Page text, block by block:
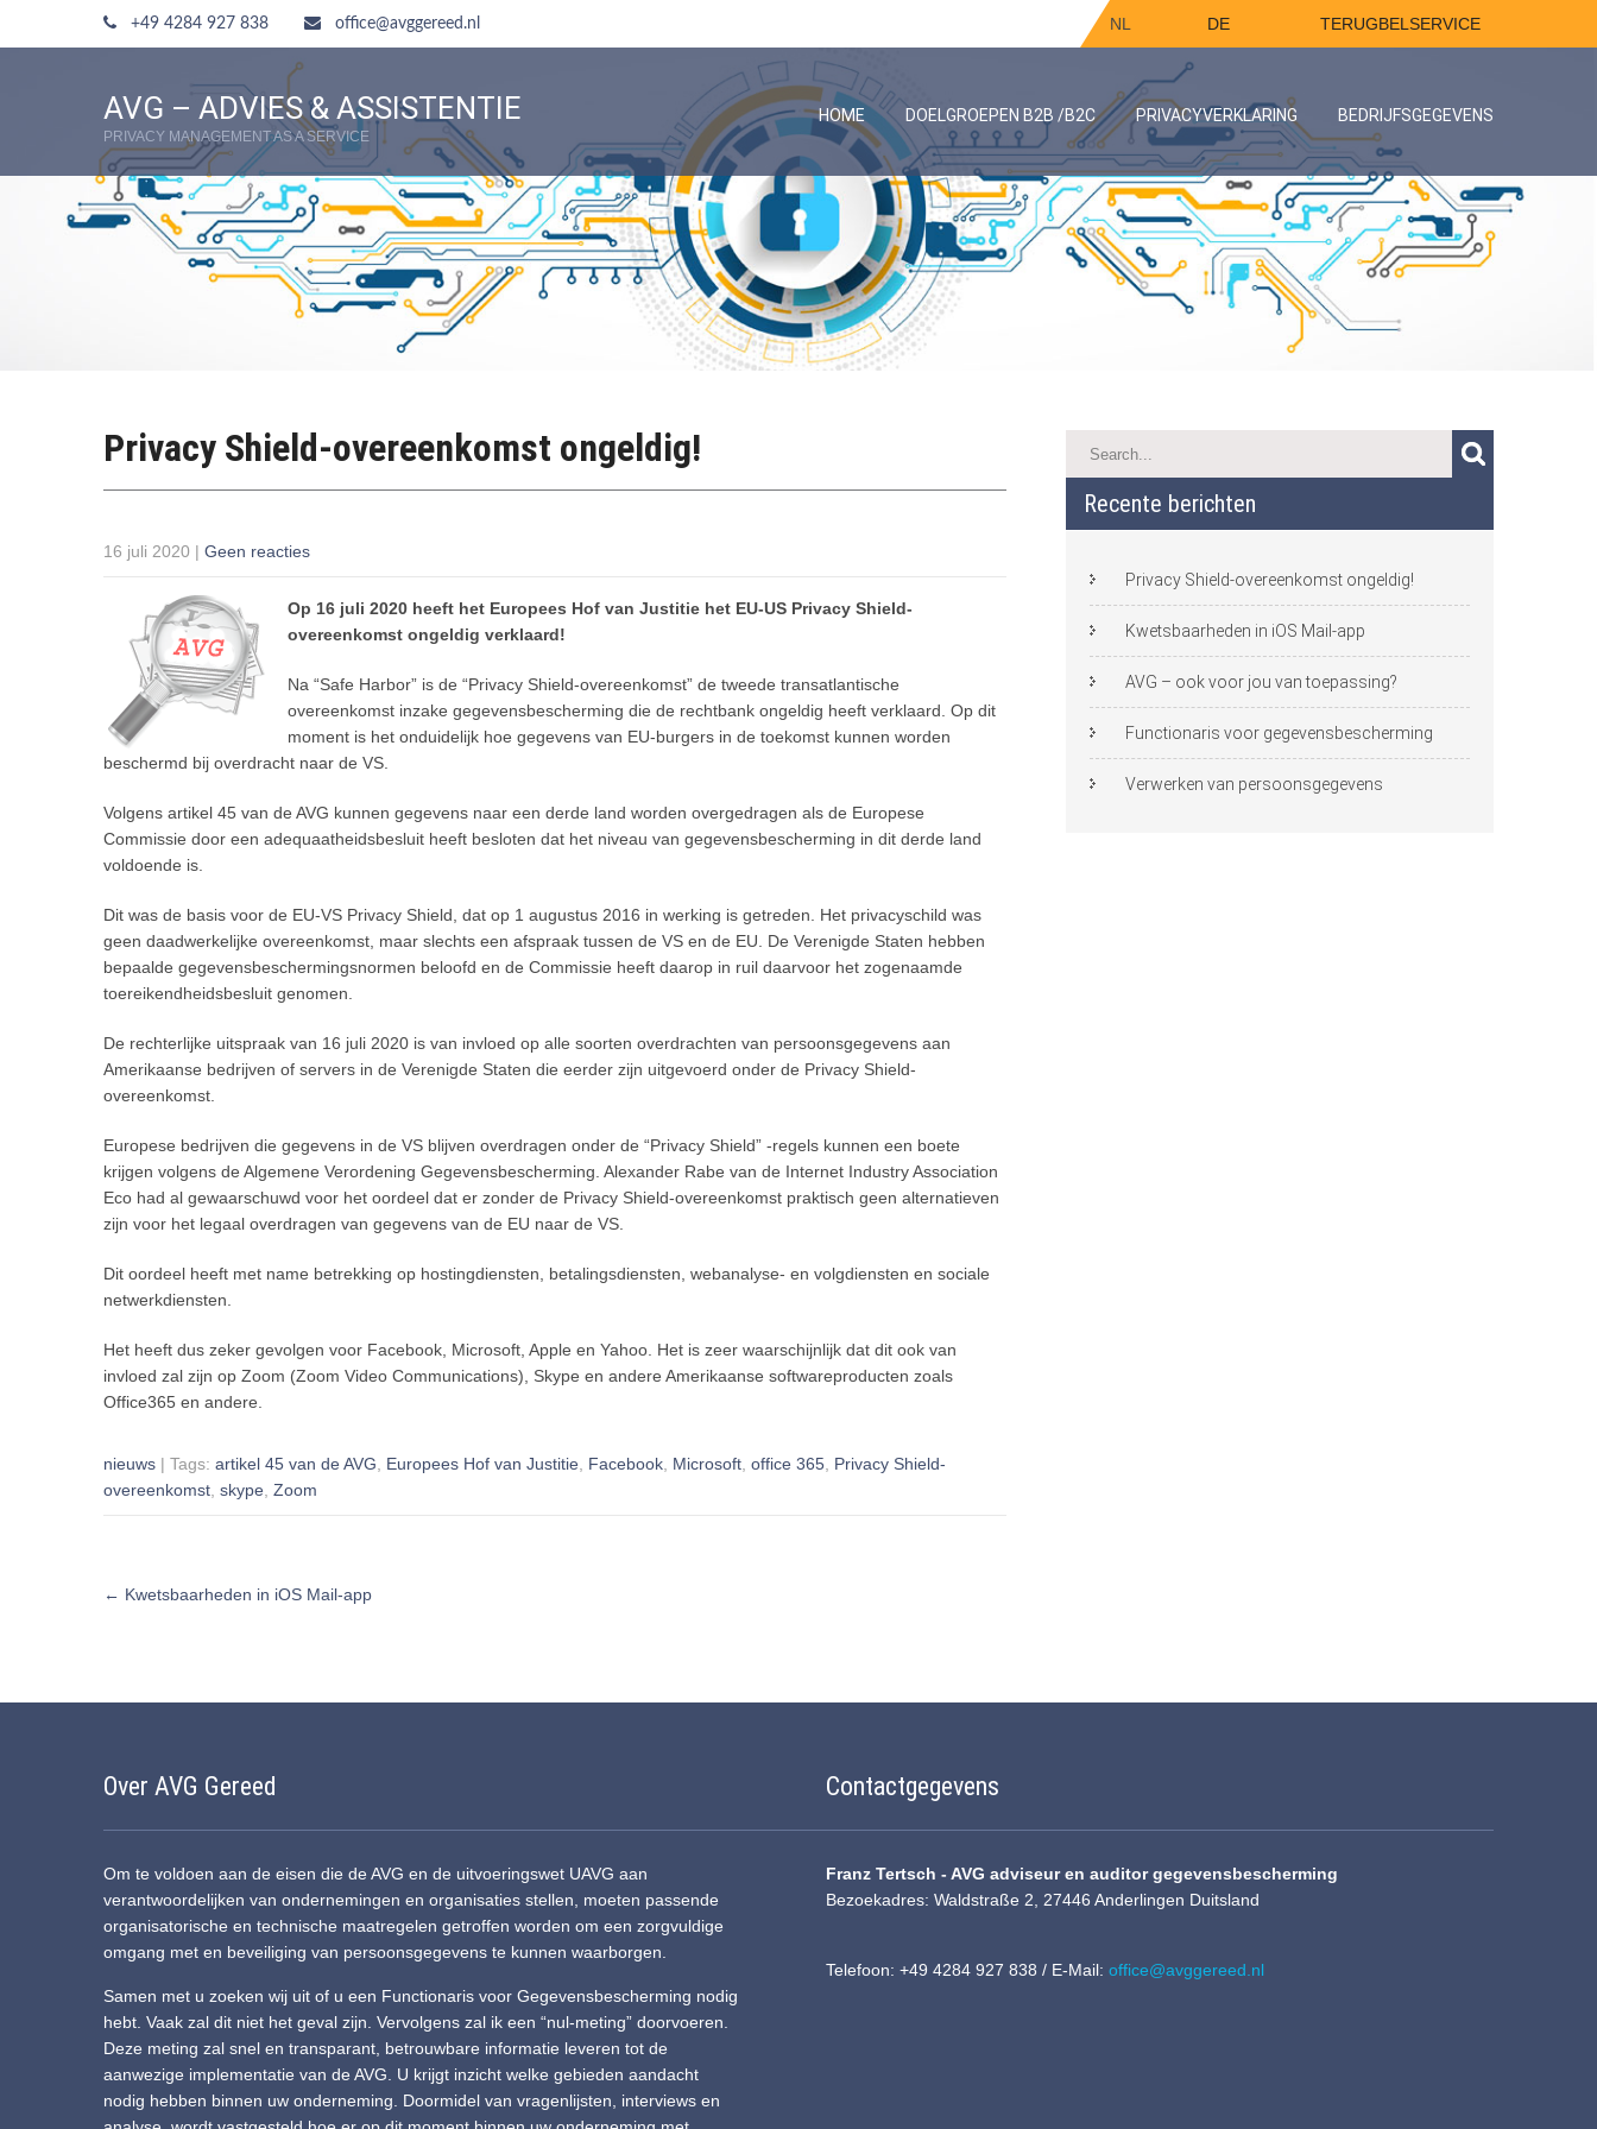
+49 4284 927 838 office@avggereed.nl NL DE TERUGBELSERVICE
AVG – ADVIES & ASSISTENTIE
PRIVACY MANAGEMENT AS A SERVICE
HOME DOELGROEPEN B2B /B2C PRIVACYVERKLARING BEDRIJFSGEGEVENS
Privacy Shield-overeenkomst ongeldig!
16 juli 2020 | Geen reacties
Op 16 juli 2020 heeft het Europees Hof van Justitie het EU-US Privacy Shield-
overeenkomst ongeldig verklaard!
Na “Safe Harbor” is de “Privacy Shield-overeenkomst” de tweede transatlantische
overeenkomst inzake gegevensbescherming die de rechtbank ongeldig heeft verklaard. Op dit
moment is het onduidelijk hoe gegevens van EU-burgers in de toekomst kunnen worden
beschermd bij overdracht naar de VS.
Volgens artikel 45 van de AVG kunnen gegevens naar een derde land worden overgedragen als de Europese
Commissie door een adequaatheidsbesluit heeft besloten dat het niveau van gegevensbescherming in dit derde land
voldoende is.
Dit was de basis voor de EU-VS Privacy Shield, dat op 1 augustus 2016 in werking is getreden. Het privacyschild was
geen daadwerkelijke overeenkomst, maar slechts een afspraak tussen de VS en de EU. De Verenigde Staten hebben
bepaalde gegevensbeschermingsnormen beloofd en de Commissie heeft daarop in ruil daarvoor het zogenaamde
toereikendheidsbesluit genomen.
De rechterlijke uitspraak van 16 juli 2020 is van invloed op alle soorten overdrachten van persoonsgegevens aan
Amerikaanse bedrijven of servers in de Verenigde Staten die eerder zijn uitgevoerd onder de Privacy Shield-
overeenkomst.
Europese bedrijven die gegevens in de VS blijven overdragen onder de “Privacy Shield” -regels kunnen een boete
krijgen volgens de Algemene Verordening Gegevensbescherming. Alexander Rabe van de Internet Industry Association
Eco had al gewaarschuwd voor het oordeel dat er zonder de Privacy Shield-overeenkomst praktisch geen alternatieven
zijn voor het legaal overdragen van gegevens van de EU naar de VS.
Dit oordeel heeft met name betrekking op hostingdiensten, betalingsdiensten, webanalyse- en volgdiensten en sociale
netwerkdiensten.
Het heeft dus zeker gevolgen voor Facebook, Microsoft, Apple en Yahoo. Het is zeer waarschijnlijk dat dit ook van
invloed zal zijn op Zoom (Zoom Video Communications), Skype en andere Amerikaanse softwareproducten zoals
Office365 en andere.
nieuws | Tags: artikel 45 van de AVG Europees Hof van Justitie Facebook Microsoft office 365 Privacy Shield-
overeenkomst skype Zoom
Post
← Kwetsbaarheden in iOS Mail-app
Recente berichten
Privacy Shield-overeenkomst ongeldig!
Kwetsbaarheden in iOS Mail-app
AVG – ook voor jou van toepassing?
Functionaris voor gegevensbescherming
Verwerken van persoonsgegevens
Over AVG Gereed
Om te voldoen aan de eisen die de AVG en de uitvoeringswet UAVG aan
verantwoordelijken van ondernemingen en organisaties stellen, moeten passende
organisatorische en technische maatregelen getroffen worden om een zorgvuldige
omgang met en beveiliging van persoonsgegevens te kunnen waarborgen.
Samen met u zoeken wij uit of u een Functionaris voor Gegevensbescherming nodig
hebt. Vaak zal dit niet het geval zijn. Vervolgens zal ik een “nul-meting” doorvoeren.
Deze meting zal snel en transparant, betrouwbare informatie leveren tot de
aanwezige implementatie van de AVG. U krijgt inzicht welke gebieden aandacht
nodig hebben binnen uw onderneming. Doormidel van vragenlijsten, interviews en
Contactgegevens
Franz Tertsch - AVG adviseur en auditor gegevensbescherming
Bezoekadres: Waldstraße 2, 27446 Anderlingen Duitsland
Telefoon: +49 4284 927 838 / E-Mail:office@avggereed.nl